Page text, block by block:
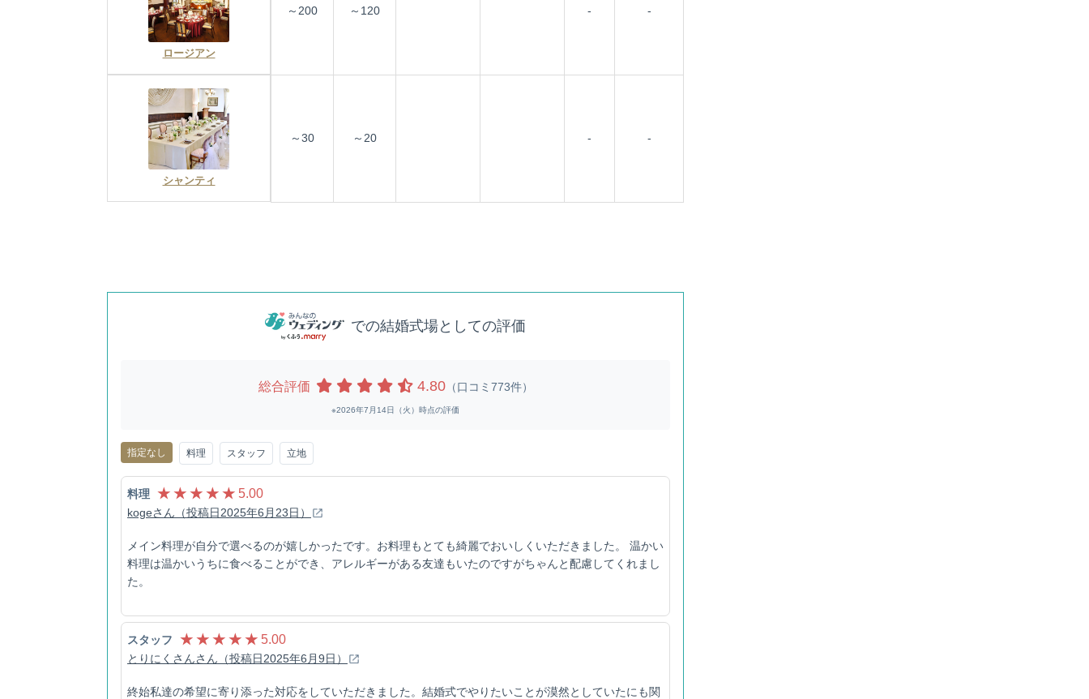
ロージアン
～200 ～120 - -
シャンティ
～30 ～20 - -
での結婚式場としての評価
総合評価 4.80（口コミ773件）
※2026年7月14日（火）時点の評価
指定なし 料理 スタッフ 立地
料理 ★ ★ ★ ★ ★ 5.00
kogeさん（投稿日2025年6月23日）
メイン料理が自分で選べるのが嬉しかったです。お料理もとても綺麗でおいしくいただきました。 温かい
料理は温かいうちに食べることができ、アレルギーがある友達もいたのですがちゃんと配慮してくれまし
た。
スタッフ ★ ★ ★ ★ ★ 5.00
とりにくさんさん（投稿日2025年6月9日）
終始私達の希望に寄り添った対応をしていただきました。結婚式でやりたいことが漠然としていたにも関